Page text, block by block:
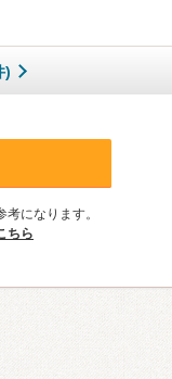
)
になります。
ちら